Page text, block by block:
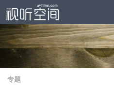
跳至内容
专题